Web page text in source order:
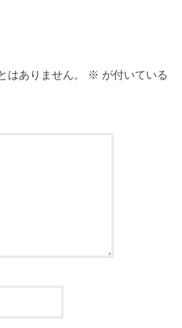
はありません。 ※ が付いている